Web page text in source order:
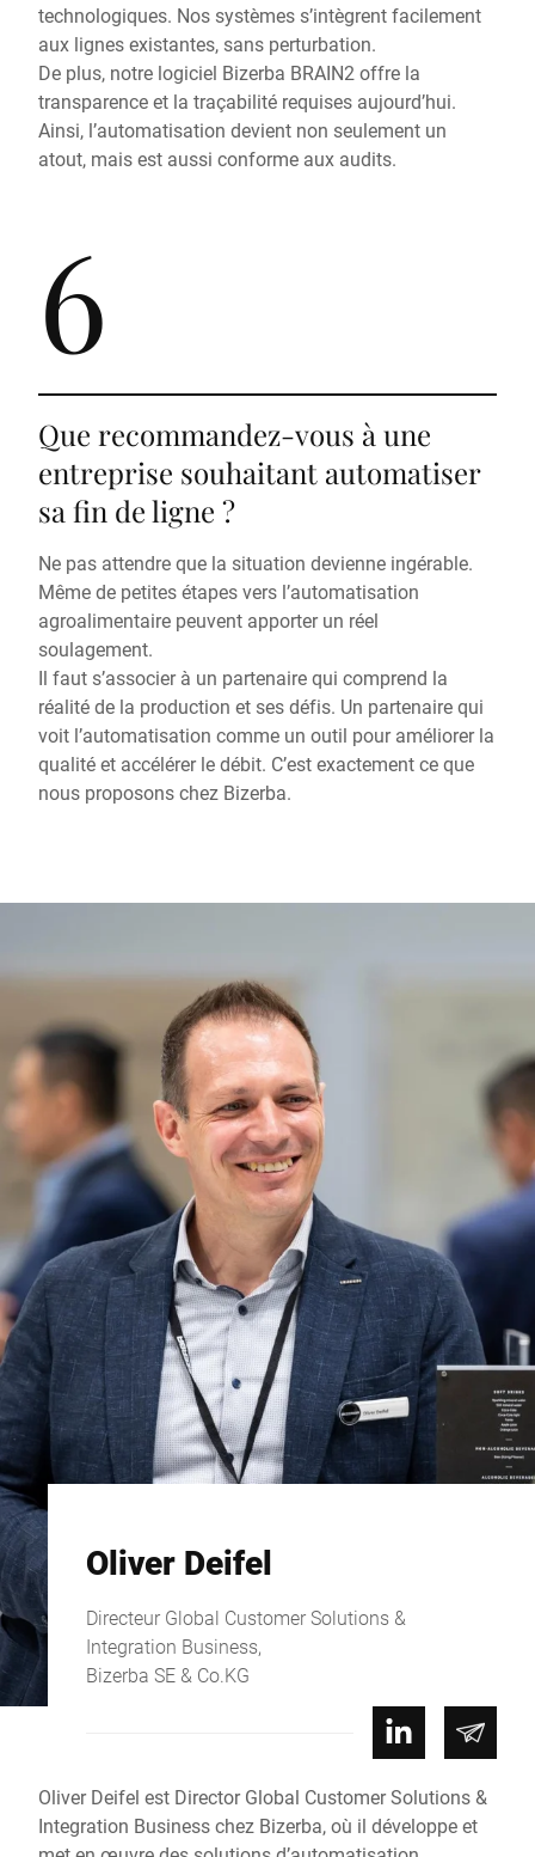
technologiques. Nos systèmes s’intègrent facilement
aux lignes existantes, sans perturbation.
De plus, notre logiciel Bizerba BRAIN2 offre la
transparence et la traçabilité requises aujourd’hui.
Ainsi, l’automatisation devient non seulement un
atout, mais est aussi conforme aux audits.
6
Que recommandez-vous à une
entreprise souhaitant automatiser
sa fin de ligne ?
Ne pas attendre que la situation devienne ingérable.
Même de petites étapes vers l’automatisation
agroalimentaire peuvent apporter un réel
soulagement.
Il faut s’associer à un partenaire qui comprend la
réalité de la production et ses défis. Un partenaire qui
voit l’automatisation comme un outil pour améliorer la
qualité et accélérer le débit. C’est exactement ce que
nous proposons chez Bizerba.
Oliver Deifel
Directeur Global Customer Solutions &
Integration Business,
Bizerba SE & Co.KG
Oliver Deifel est Director Global Customer Solutions &
Integration Business chez Bizerba, où il développe et